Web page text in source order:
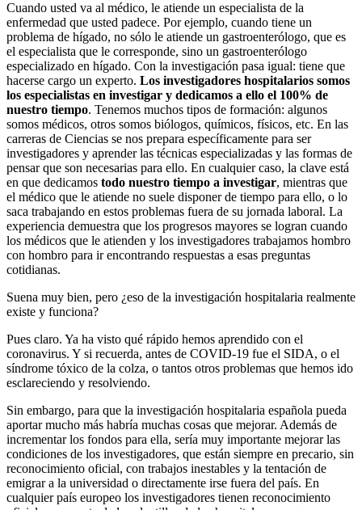
Cuando usted va al médico, le atiende un especialista de la
enfermedad que usted padece. Por ejemplo, cuando tiene un
problema de hígado, no sólo le atiende un gastroenterólogo, que es
el especialista que le corresponde, sino un gastroenterólogo
especializado en hígado. Con la investigación pasa igual: tiene que
hacerse cargo un experto. Los investigadores hospitalarios somos
los especialistas en investigar y dedicamos a ello el 100% de
nuestro tiempo. Tenemos muchos tipos de formación: algunos
somos médicos, otros somos biólogos, químicos, físicos, etc. En las
carreras de Ciencias se nos prepara específicamente para ser
investigadores y aprender las técnicas especializadas y las formas de
pensar que son necesarias para ello. En cualquier caso, la clave está
en que dedicamos todo nuestro tiempo a investigar, mientras que
el médico que le atiende no suele disponer de tiempo para ello, o lo
saca trabajando en estos problemas fuera de su jornada laboral. La
experiencia demuestra que los progresos mayores se logran cuando
los médicos que le atienden y los investigadores trabajamos hombro
con hombro para ir encontrando respuestas a esas preguntas
cotidianas.
Suena muy bien, pero ¿eso de la investigación hospitalaria realmente
existe y funciona?
Pues claro. Ya ha visto qué rápido hemos aprendido con el
coronavirus. Y si recuerda, antes de COVID-19 fue el SIDA, o el
síndrome tóxico de la colza, o tantos otros problemas que hemos ido
esclareciendo y resolviendo.
Sin embargo, para que la investigación hospitalaria española pueda
aportar mucho más habría muchas cosas que mejorar. Además de
incrementar los fondos para ella, sería muy importante mejorar las
condiciones de los investigadores, que están siempre en precario, sin
reconocimiento oficial, con trabajos inestables y la tentación de
emigrar a la universidad o directamente irse fuera del país. En
cualquier país europeo los investigadores tienen reconocimiento